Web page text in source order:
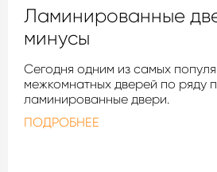
Ламинированные
минусы
Сегодня одним из самых
межкомнатных дверей по ряду
ламинированные двери.
ПОДРОБНЕЕ